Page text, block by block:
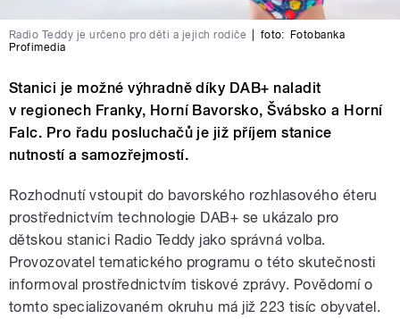
Radio Teddy je určeno pro děti a jejich rodiče foto: Fotobanka
Profimedia
Stanici je možné výhradně díky DAB+ naladit
v regionech Franky, Horní Bavorsko, Švábsko a Horní
Falc. Pro řadu posluchačů je již příjem stanice
nutností a samozřejmostí.
Rozhodnutí vstoupit do bavorského rozhlasového éteru
prostřednictvím technologie DAB+ se ukázalo pro
dětskou stanici Radio Teddy jako správná volba.
Provozovatel tematického programu o této skutečnosti
informoval prostřednictvím tiskové zprávy. Povědomí o
tomto specializovaném okruhu má již 223 tisíc obyvatel.